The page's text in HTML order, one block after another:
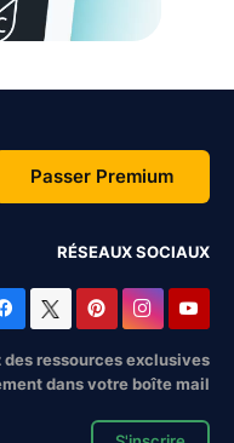
Passer Premium
RÉSEAUX SOCIAUX
des ressources exclusives
dans votre boîte mail